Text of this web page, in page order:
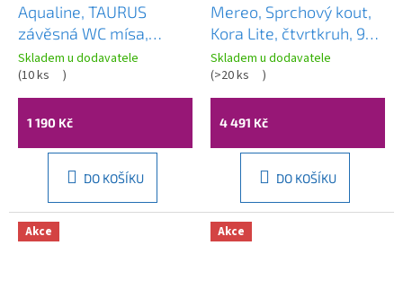
Aqualine, TAURUS
závěsná WC mísa,
36x54,5cm, bílá, LC1582
Skladem u dodavatele
(10 ks )
1 190 Kč
DO KOŠÍKU
Mereo, Sprchový kout,
Kora Lite, čtvrtkruh, 90
cm, R550, chrom ALU,
sklo Grape, CK35131Z
Skladem u dodavatele
(>20 ks )
4 491 Kč
DO KOŠÍKU
Akce Akce